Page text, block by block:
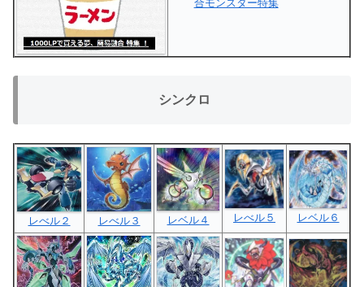
合モンスター特集
シンクロ
レべル２ レべル３ レベル４ レべル５ レベル６